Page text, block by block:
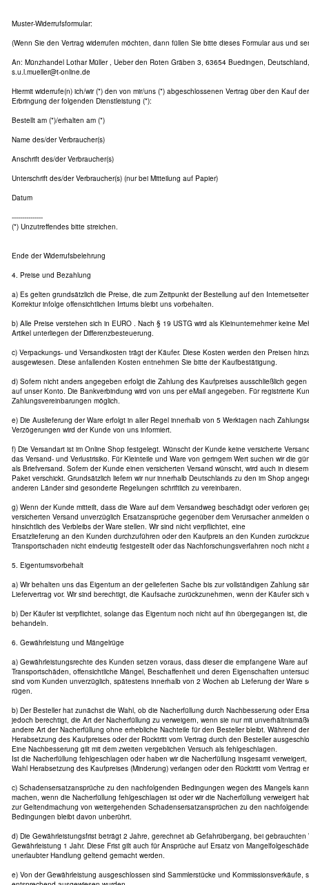
Muster-Widerrufsformular:
(Wenn Sie den Vertrag widerrufen möchten, dann füllen Sie bitte dieses Formular aus und
An: Münzhandel Lothar Müller , Ueber den Roten Gräben 3, 63654 Buedingen,
s.u.l.mueller@t-online.de
Hiermit widerrufe(n) ich/wir (*) den von mir/uns (*) abgeschlossenen Vertrag über den Kauf
Erbringung der folgenden Dienstleistung (*):
Bestellt am (*)/erhalten am (*)
Name des/der Verbraucher(s)
Anschrift des/der Verbraucher(s)
Unterschrift des/der Verbraucher(s) (nur bei Mitteilung auf Papier)
Datum
---------------
(*) Unzutreffendes bitte streichen.
Ende der Widerrufsbelehrung
4. Preise und Bezahlung
a) Es gelten grundsätzlich die Preise, die zum Zeitpunkt der Bestellung auf den
Korrektur infolge offensichtlichen Irrtums bleibt uns vorbehalten.
b) Alle Preise verstehen sich in EURO . Nach § 19 USTG wird als Kleinunternehmer keine
Artikel unterliegen der Differenzbesteuerung.
c) Verpackungs- und Versandkosten trägt der Käufer. Diese Kosten werden den Preisen
ausgewiesen. Diese anfallenden Kosten entnehmen Sie bitte der Kaufbestätigung.
d) Sofern nicht anders angegeben erfolgt die Zahlung des Kaufpreises ausschließlich gegen
auf unser Konto. Die Bankverbindung wird von uns per eMail angegeben. Für registrierte
Zahlungsvereinbarungen möglich.
e) Die Auslieferung der Ware erfolgt in aller Regel innerhalb von 5 Werktagen nach
Verzögerungen wird der Kunde von uns informiert.
f) Die Versandart ist im Online Shop festgelegt. Wünscht der Kunde keine versicherte
das Versand- und Verlustrisiko. Für Kleinteile und Ware von geringem Wert suchen wir die
als Briefversand. Sofern der Kunde einen versicherten Versand wünscht, wird auch in
Paket verschickt. Grundsätzlich liefern wir nur innerhalb Deutschlands zu den im Shop
anderen Länder sind gesonderte Regelungen schriftlich zu vereinbaren.
g) Wenn der Kunde mitteilt, dass die Ware auf dem Versandweg beschädigt oder verloren
versicherten Versand unverzüglich Ersatzansprüche gegenüber dem Verursacher anmelden
hinsichtlich des Verbleibs der Ware stellen. Wir sind nicht verpflichtet, eine
Ersatzlieferung an den Kunden durchzuführen oder den Kaufpreis an den Kunden
Transportschaden nicht eindeutig festgestellt oder das Nachforschungsverfahren noch nicht
5. Eigentumsvorbehalt
a) Wir behalten uns das Eigentum an der gelieferten Sache bis zur vollständigen Zahlung
Liefervertrag vor. Wir sind berechtigt, die Kaufsache zurückzunehmen, wenn der Käufer sich
b) Der Käufer ist verpflichtet, solange das Eigentum noch nicht auf ihn übergegangen ist,
behandeln.
6. Gewährleistung und Mängelrüge
a) Gewährleistungsrechte des Kunden setzen voraus, dass dieser die empfangene Ware
Transportschäden, offensichtliche Mängel, Beschaffenheit und deren Eigenschaften
sind vom Kunden unverzüglich, spätestens innerhalb von 2 Wochen ab Lieferung der Ware
rügen.
b) Der Besteller hat zunächst die Wahl, ob die Nacherfüllung durch Nachbesserung oder
jedoch berechtigt, die Art der Nacherfüllung zu verweigern, wenn sie nur mit
andere Art der Nacherfüllung ohne erhebliche Nachteile für den Besteller bleibt. Während
Herabsetzung des Kaufpreises oder der Rücktritt vom Vertrag durch den Besteller
Eine Nachbesserung gilt mit dem zweiten vergeblichen Versuch als fehlgeschlagen.
Ist die Nacherfüllung fehlgeschlagen oder haben wir die Nacherfüllung insgesamt
Wahl Herabsetzung des Kaufpreises (Minderung) verlangen oder den Rücktritt vom Vertrag
c) Schadensersatzansprüche zu den nachfolgenden Bedingungen wegen des Mangels
machen, wenn die Nacherfüllung fehlgeschlagen ist oder wir die Nacherfüllung verweigert
zur Geltendmachung von weitergehenden Schadensersatzansprüchen zu den
Bedingungen bleibt davon unberührt.
d) Die Gewährleistungsfrist beträgt 2 Jahre, gerechnet ab Gefahrübergang, bei gebrauchten
Gewährleistung 1 Jahr. Diese Frist gilt auch für Ansprüche auf Ersatz von
unerlaubter Handlung geltend gemacht werden.
e) Von der Gewährleistung ausgeschlossen sind Sammlerstücke und Kommissionsverkäufe,